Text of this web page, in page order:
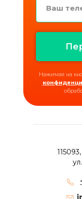
Нажимая на